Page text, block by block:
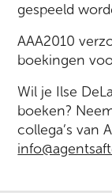
gespeeld
AAA2010
boekingen
Wil je Ilse
boeken?
collega’s van